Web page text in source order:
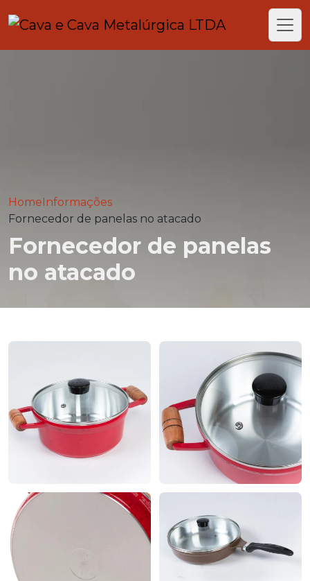
HomeInformações
Fornecedor de panelas no atacado
Fornecedor de panelas
no atacado